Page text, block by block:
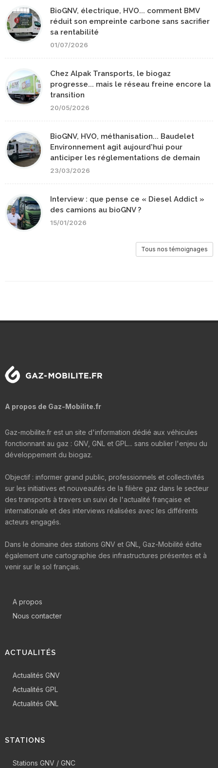
BioGNV, électrique, HVO... comment BMV
réduit son empreinte carbone sans sacrifier
sa rentabilité
01/07/2026
Chez Alpak Transports, le biogaz
progresse... mais le réseau freine encore la
transition
20/05/2026
BioGNV, HVO, méthanisation... Baudelet
Environnement agit aujourd'hui pour
anticiper les réglementations de demain
23/03/2026
Interview : que pense ce « Diesel Addict »
des camions au bioGNV ?
15/01/2026
Tous nos témoignages
A propos de Gaz-Mobilite.fr
Gaz-mobilite.fr est un site d'information dédié aux véhicules
fonctionnant au gaz : GNV, GNL et GPL... sans oublier l'enjeu du
développement du biogaz.
Objectif : informer grand public, professionnels et collectivités
sur les initiatives et nouveautés de la filière gaz dans le secteur
des transports à travers un suivi de l'actualité française et
internationale et des interviews réalisées avec les différents
acteurs engagés.
Dans le domaine des stations GNV et GNL, Gaz-Mobilité édite
également une cartographie des infrastructures présentes et à
venir sur le sol français.
A propos
Nous contacter
ACTUALITÉS
Actualités GNV
Actualités GPL
Actualités GNL
STATIONS
Stations GNV / GNC